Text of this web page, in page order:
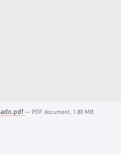
— PDF document, 1.80 MB